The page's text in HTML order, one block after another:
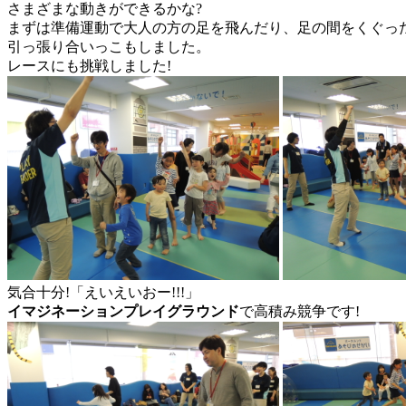
さまざまな動きができるかな?
まずは準備運動で大人の方の足を飛んだり、足の間をくぐっ
引っ張り合いっこもしました。
レースにも挑戦しました!
気合十分!「えいえいおー!!!」
イマジネーションプレイグラウンドで高積み競争です!